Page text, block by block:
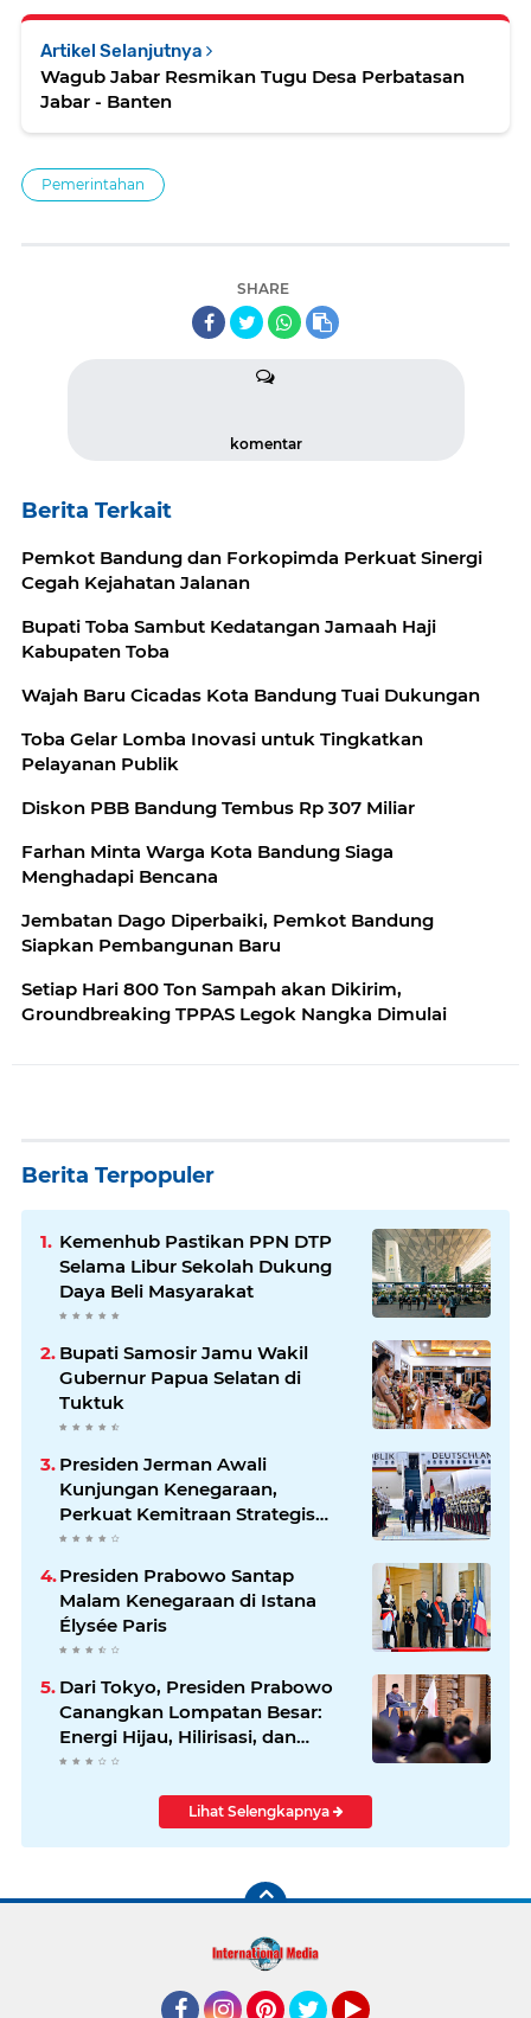
Artikel Selanjutnya
Wagub Jabar Resmikan Tugu Desa Perbatasan
Jabar - Banten
Pemerintahan
SHARE
komentar
Berita Terkait
Pemkot Bandung dan Forkopimda Perkuat Sinergi
Cegah Kejahatan Jalanan
Bupati Toba Sambut Kedatangan Jamaah Haji
Kabupaten Toba
Wajah Baru Cicadas Kota Bandung Tuai Dukungan
Toba Gelar Lomba Inovasi untuk Tingkatkan
Pelayanan Publik
Diskon PBB Bandung Tembus Rp 307 Miliar
Farhan Minta Warga Kota Bandung Siaga
Menghadapi Bencana
Jembatan Dago Diperbaiki, Pemkot Bandung
Siapkan Pembangunan Baru
Setiap Hari 800 Ton Sampah akan Dikirim,
Groundbreaking TPPAS Legok Nangka Dimulai
Berita Terpopuler
Kemenhub Pastikan PPN DTP
Selama Libur Sekolah Dukung
Daya Beli Masyarakat
Bupati Samosir Jamu Wakil
Gubernur Papua Selatan di
Tuktuk
Presiden Jerman Awali
Kunjungan Kenegaraan,
Perkuat Kemitraan Strategis
Indonesia–Jerman
Presiden Prabowo Santap
Malam Kenegaraan di Istana
Élysée Paris
Dari Tokyo, Presiden Prabowo
Canangkan Lompatan Besar:
Energi Hijau, Hilirisasi, dan
Diplomasi Ekonomi
Lihat Selengkapnya